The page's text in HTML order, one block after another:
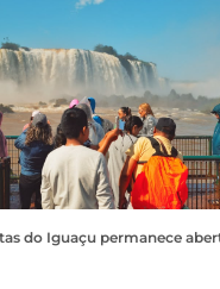
do Iguaçu permanece